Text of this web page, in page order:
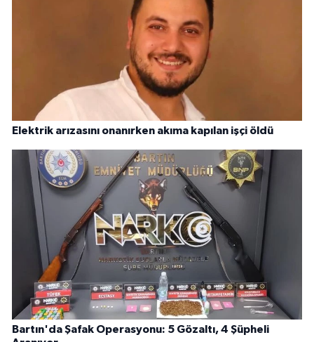
Elektrik arızasını onanırken akıma kapılan işçi öldü
Bartın'da Şafak Operasyonu: 5 Gözaltı, 4 Şüpheli